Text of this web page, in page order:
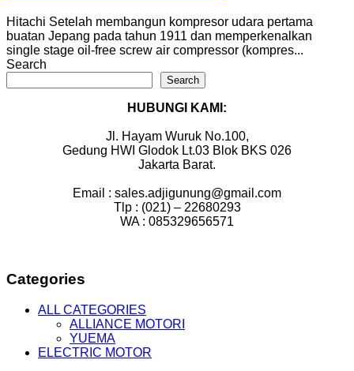
Hitachi Setelah membangun kompresor udara pertama
buatan Jepang pada tahun 1911 dan memperkenalkan
single stage oil-free screw air compressor (kompres...
Search
Search
HUBUNGI KAMI:
Jl. Hayam Wuruk No.100,
Gedung HWI Glodok Lt.03 Blok BKS 026
Jakarta Barat.
Email : sales.adjigunung@gmail.com
Tlp : (021) – 22680293
WA : 085329656571
Categories
ALL CATEGORIES
ALLIANCE MOTORI
YUEMA
ELECTRIC MOTOR